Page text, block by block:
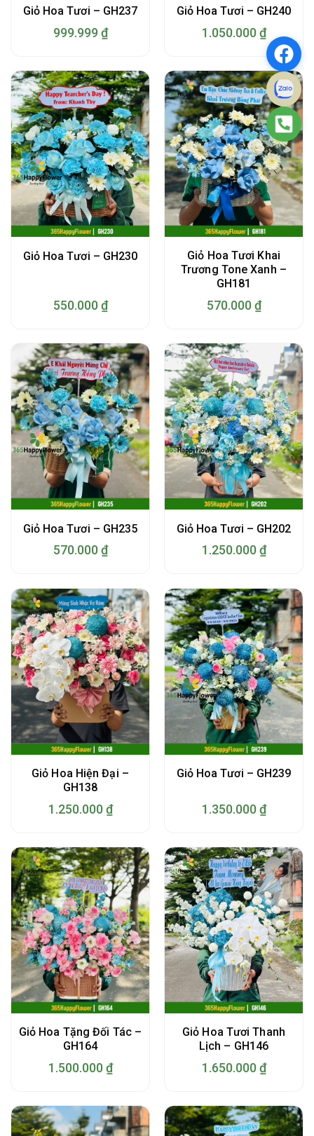
Giỏ Hoa Tươi – GH237
999.999 ₫
Giỏ Hoa Tươi – GH240
1.050.000 ₫
Giỏ Hoa Tươi – GH230
550.000 ₫
Giỏ Hoa Tươi Khai
Trương Tone Xanh –
GH181
570.000 ₫
Giỏ Hoa Tươi – GH235
570.000 ₫
Giỏ Hoa Tươi – GH202
1.250.000 ₫
Giỏ Hoa Hiện Đại –
GH138
1.250.000 ₫
Giỏ Hoa Tươi – GH239
1.350.000 ₫
Giỏ Hoa Tặng Đối Tác –
GH164
1.500.000 ₫
Giỏ Hoa Tươi Thanh
Lịch – GH146
1.650.000 ₫